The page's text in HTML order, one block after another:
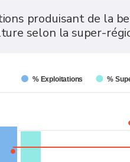
produisant de la
selon la super-
% Exploitations %